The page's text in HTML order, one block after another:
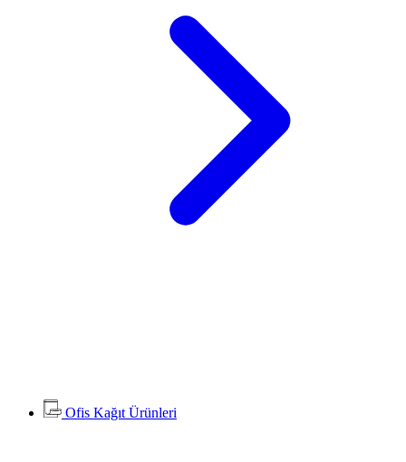
Ofis Kağıt Ürünleri